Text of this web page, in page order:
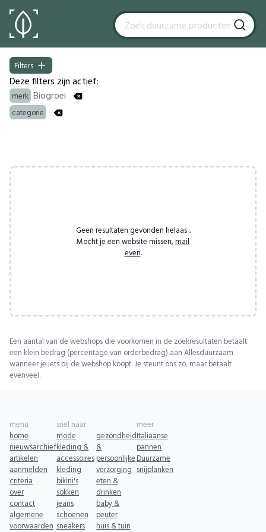
Filters
Filters
Deze filters zijn actief:
merk Biogroei
categorie
Geen resultaten gevonden helaas...
Mocht je een website missen, mail
even.
Een aantal van de webshops die voorkomen in de zoekresultaten betaalt
een klein bedrag (percentage van orderbedrag) aan Allesduurzaam
wanneer je iets bij de webshop koopt. Je steunt ons zo, maar betaalt
evenveel.
menu
home
nieuwsarchief
artikelen
aanmelden
criteria
over
contact
algemene
voorwaarden
snel naar
mode
kleding &
accessoires
kleding
bikini's
sokken
jeans
schoenen
sneakers
gezondheid
&
persoonlijke
verzorging
eten &
drinken
baby &
peuter
huis & tuin
meer
Italiaanse
pannen
Duurzame
snijplanken